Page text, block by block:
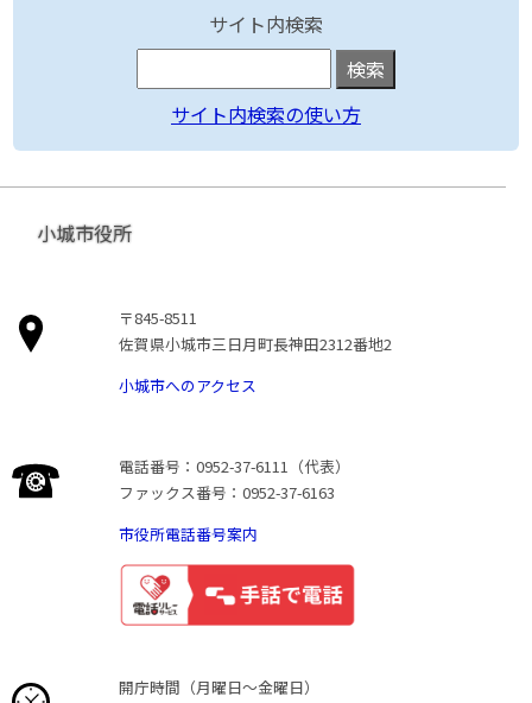
サイト内検索
サイト内検索の使い方
小城市役所
〒845-8511
佐賀県小城市三日月町長神田2312番地2
小城市へのアクセス
電話番号：0952-37-6111（代表）
ファックス番号：0952-37-6163
市役所電話番号案内
開庁時間（月曜日〜金曜日）